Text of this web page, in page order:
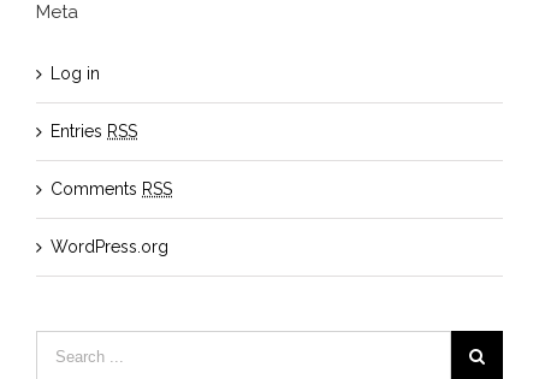
Meta
Log in
Entries RSS
Comments RSS
WordPress.org